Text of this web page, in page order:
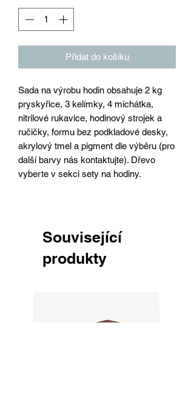
Přidat do košíku
Sada na výrobu hodin obsahuje 2 kg
pryskyřice, 3 kelímky, 4 míchátka,
nitrilové rukavice, hodinový strojek a
ručičky, formu bez podkladové desky,
akrylový tmel a pigment dle výběru (pro
další barvy nás kontaktujte). Dřevo
vyberte v sekci sety na hodiny.
Související
produkty